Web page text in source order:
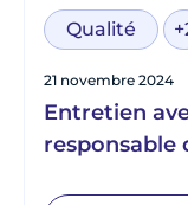
Qualité
21 novembre 2024
Entretien
responsable